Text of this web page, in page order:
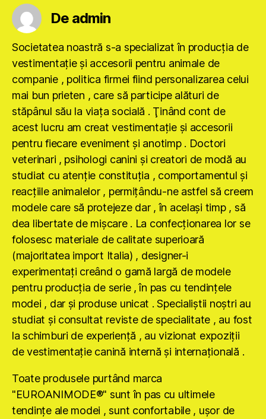
De admin
Societatea noastră s-a specializat în producţia de
vestimentaţie şi accesorii pentru animale de
companie , politica firmei fiind personalizarea celui
mai bun prieten , care să participe alături de
stăpânul său la viaţa socială . Ţinând cont de
acest lucru am creat vestimentaţie şi accesorii
pentru fiecare eveniment şi anotimp . Doctori
veterinari , psihologi canini şi creatori de modă au
studiat cu atenţie constituţia , comportamentul şi
reacţiile animalelor , permiţându-ne astfel să creem
modele care să protejeze dar , în acelaşi timp , să
dea libertate de mişcare . La confecţionarea lor se
folosesc materiale de calitate superioară
(majoritatea import Italia) , designer-i
experimentaţi creând o gamă largă de modele
pentru producţia de serie , în pas cu tendinţele
modei , dar şi produse unicat . Specialiştii noştri au
studiat şi consultat reviste de specialitate , au fost
la schimburi de experienţă , au vizionat expoziţii
de vestimentaţie canină internă şi internaţională .
Toate produsele purtând marca
"EUROANIMODE®" sunt în pas cu ultimele
tendinţe ale modei , sunt confortabile , uşor de